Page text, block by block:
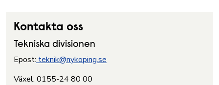
Kontakta oss
Tekniska divisionen
Epost: teknik@nykoping.se
Växel: 0155-24 80 00